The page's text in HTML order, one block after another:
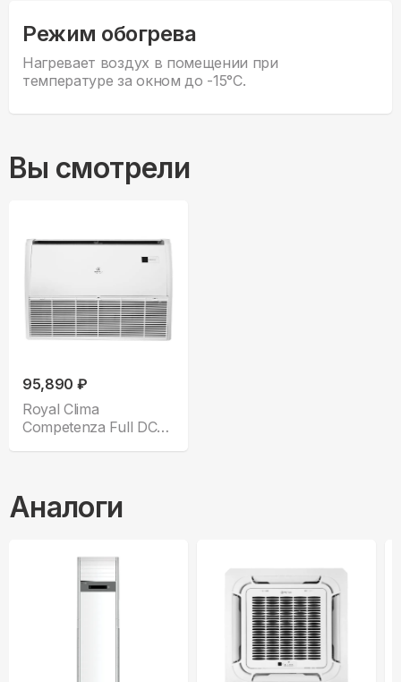
Режим обогрева
Нагревает воздух в помещении при
температуре за окном до -15°С.
Вы смотрели
95,890 ₽
Royal Clima
Competenza Full DC
Аналоги